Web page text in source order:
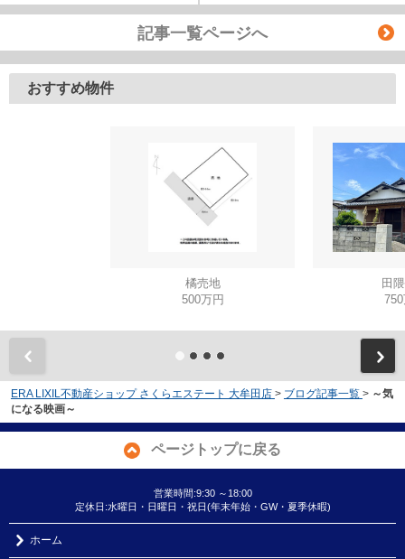
記事一覧ページへ
おすすめ物件
橘売地
500万円
田
ERA LIXIL不動産ショップ さくらエステート 大牟田店 > ブログ記事一覧 > ～気
になる映画～
ページトップに戻る
営業時間:9:30 ～18:00
定休日:水曜日・日曜日・祝日(年末年始・GW・夏季休暇)
ホーム